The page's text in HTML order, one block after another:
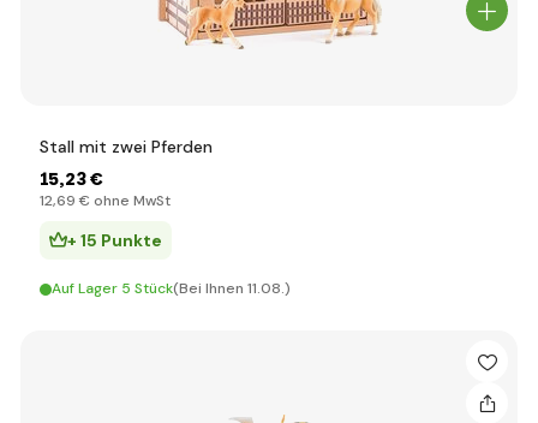
Stall mit zwei Pferden
15,23 €
12,69 € ohne MwSt
+ 15 Punkte
Auf Lager 5 Stück(Bei Ihnen 11.08.)